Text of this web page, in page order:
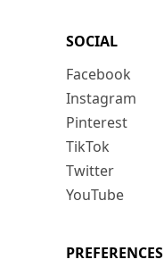
SOCIAL
Facebook
Instagram
Pinterest
TikTok
Twitter
YouTube
PREFERENCES